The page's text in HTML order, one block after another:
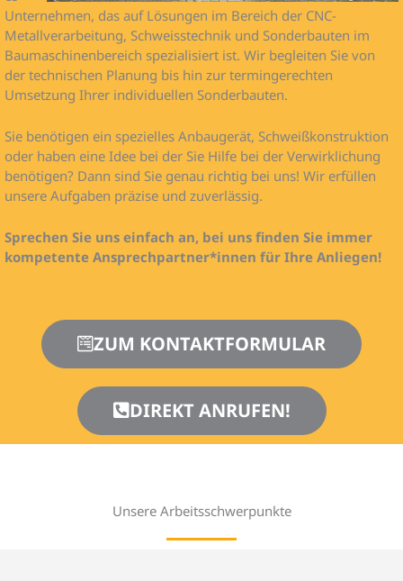
Unternehmen, das auf Lösungen im Bereich der CNC-
Metallverarbeitung, Schweisstechnik und Sonderbauten im
Baumaschinenbereich spezialisiert ist. Wir begleiten Sie von
der technischen Planung bis hin zur termingerechten
Umsetzung Ihrer individuellen Sonderbauten.
Sie benötigen ein spezielles Anbaugerät, Schweißkonstruktion
oder haben eine Idee bei der Sie Hilfe bei der Verwirklichung
benötigen? Dann sind Sie genau richtig bei uns! Wir erfüllen
unsere Aufgaben präzise und zuverlässig.
Sprechen Sie uns einfach an, bei uns finden Sie immer
kompetente Ansprechpartner*innen für Ihre Anliegen!
ZUM KONTAKTFORMULAR
DIREKT ANRUFEN!
Unsere Arbeits­schwerpunkte